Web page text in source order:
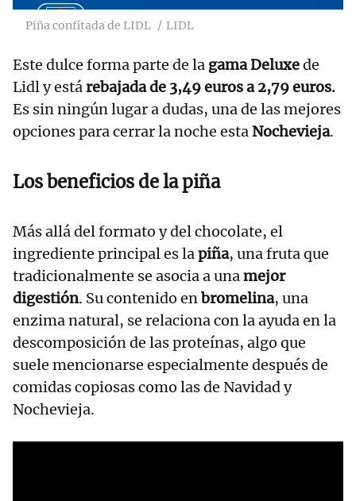
Piña confitada de LIDL LIDL
Este dulce forma parte de la gama Deluxede
Lidl y estárebajada de 3,49 euros a 2,79 euros.
Es sin ningún lugar a dudas, una de las mejores
opciones para cerrar la noche esta Nochevieja.
Los beneficios de la piña
Más allá del formato y del chocolate, el
ingrediente principal es lapiña, una fruta que
tradicionalmente se asocia a unamejor
digestión. Su contenido enbromelina, una
enzima natural, se relaciona con la ayuda en la
descomposición de las proteínas, algo que
suele mencionarse especialmente después de
comidas copiosas como las de Navidad y
Nochevieja.